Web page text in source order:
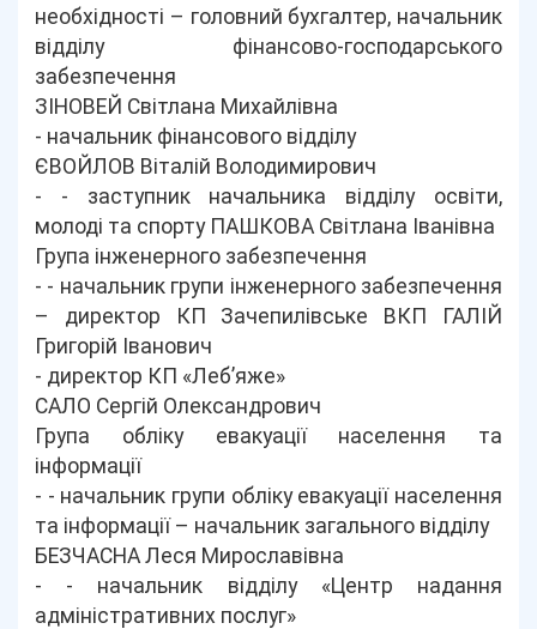
необхідності – головний бухгалтер, начальник
відділу фінансово-господарського
забезпечення
ЗІНОВЕЙ Світлана Михайлівна
- начальник фінансового відділу
ЄВОЙЛОВ Віталій Володимирович
- - заступник начальника відділу освіти,
молоді та спорту ПАШКОВА Світлана Іванівна
Група інженерного забезпечення
- - начальник групи інженерного забезпечення
– директор КП Зачепилівське ВКП ГАЛІЙ
Григорій Іванович
- директор КП «Леб’яже»
САЛО Сергій Олександрович
Група обліку евакуації населення та
інформації
- - начальник групи обліку евакуації населення
та інформації – начальник загального відділу
БЕЗЧАСНА Леся Мирославівна
- - начальник відділу «Центр надання
адміністративних послуг»